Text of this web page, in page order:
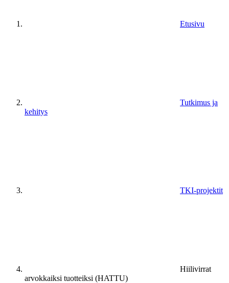
Etusivu
Tutkimus ja
kehitys
TKI-projektit
Hiilivirrat
arvokkaiksi tuotteiksi (HATTU)